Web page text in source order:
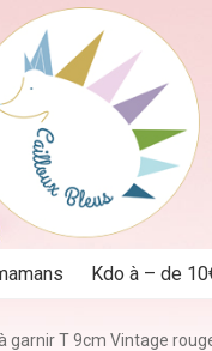
Kdo à – de
garnir T 9cm Vintage